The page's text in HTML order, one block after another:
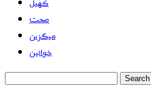
کھیل
صحت
میگزین
خواتین